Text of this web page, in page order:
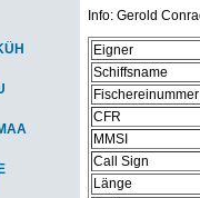
Info: Gerold
Eigner
Schiffsname
Fischereinummer
CFR
MMSI
Call Sign
Länge